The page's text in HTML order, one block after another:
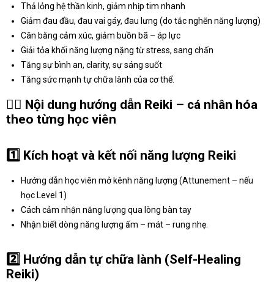
Thả lỏng hệ thần kinh, giảm nhịp tim nhanh
Giảm đau đầu, đau vai gáy, đau lưng (do tắc nghẽn năng lượng)
Cân bằng cảm xúc, giảm buồn bã – áp lực
Giải tỏa khối năng lượng nặng từ stress, sang chấn
Tăng sự bình an, clarity, sự sáng suốt
Tăng sức mạnh tự chữa lành của cơ thể.
🧘‍♀️ Nội dung hướng dẫn Reiki – cá nhân hóa
theo từng học viên
1️⃣ Kích hoạt và kết nối năng lượng Reiki
Hướng dẫn học viên mở kênh năng lượng (Attunement – nếu
học Level 1)
Cách cảm nhận năng lượng qua lòng bàn tay
Nhận biết dòng năng lượng ấm – mát – rung nhẹ.
2️⃣ Hướng dẫn tự chữa lành (Self-Healing
Reiki)